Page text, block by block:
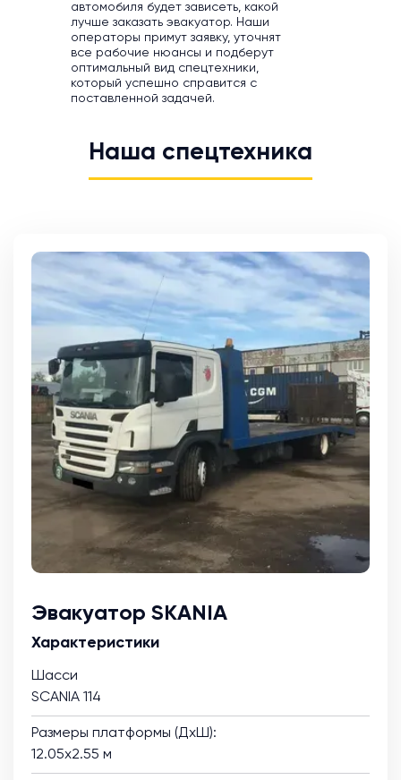
автомобиля будет зависеть, какой
лучше заказать эвакуатор. Наши
операторы примут заявку, уточнят
все рабочие нюансы и подберут
оптимальный вид спецтехники,
который успешно справится с
поставленной задачей.
Наша спецтехника
Эвакуатор SKANIA
Характеристики
Шасси
SCANIA 114
Размеры платформы (ДхШ):
12.05х2.55 м